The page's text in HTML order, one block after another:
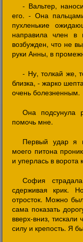
- Вальтер,
его. - Она
пухленькие
направила член
возбужден, что не
руки Анны, в
- Ну, толкай же,
близка, - жарко
очень болезненным.
Она подсунула
помочь мне.
Первый удар я
моего питона
и уперлась в ворота
София
сдерживая крик.
отросток. Можно
сама показать
вверх-вниз,
силу и крепость. Я